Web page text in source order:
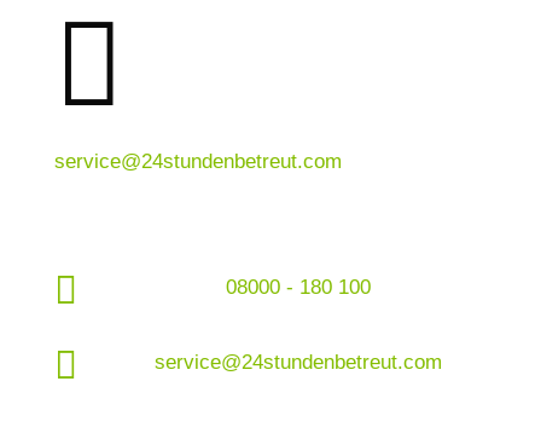

service@24stundenbetreut.com
 08000 - 180 100
 service@24stundenbetreut.com